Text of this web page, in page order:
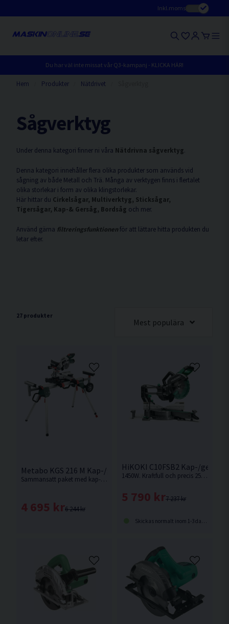
Inkl.moms
Du har väl inte missat vår Q3-kampanj - KLICKA HÄR!
Hem Produkter Nätdrivet
Sågverktyg
Under denna kategori finner ni våra Nätdrivna sågverktyg
Denna kategori innehåller flera olika produkter som används vid
sågning av både Metall och Trä. Många av verktygen finns i flertalet
olika storlekar i form av olika klingstorlekar.
Här hittar du Cirkelsågar, Multiverktyg, Sticksågar,
Tigersågar, Kap-& Gersåg, Bordsåg och mer.
Använd gärna filtreringsfunktionenför att lättare hitta produkten du
letar efter.
27 produkter
Mest populära
Metabo KGS 216 M Kap-/gersåg 216MM Inkl. Stativ KSU 251
Sammansatt paket med kap-/gersåg samt stativ från Metabo.
6 244 kr
4 695 kr
HiKOKI C10FSB2 Kap-/gersåg
1450W. Kraftfull och precis 254 mm kap-/gersåg med kompakt glidfunktion
7 237 kr
5 790 kr
Skickas normalt inom 1-3 dagar